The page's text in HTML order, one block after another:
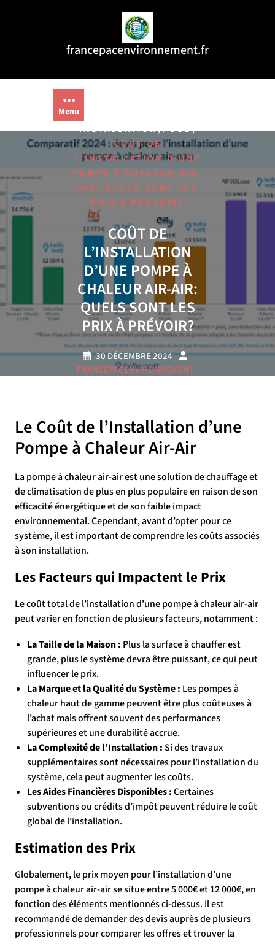
francepacenvironnement.fr
Menu
INSTALLATION,POSE/
COÛT DE
L’INSTALLATION D’UNE
POMPE À CHALEUR AIR-
AIR: QUELS SONT LES
PRIX À PRÉVOIR?
COÛT DE
L’INSTALLATION
D’UNE POMPE À
CHALEUR AIR-AIR:
QUELS SONT LES
PRIX À PRÉVOIR?
30 DÉCEMBRE 2024
FRANCEPACENVIRONNEMENT
Le Coût de l’Installation d’une
Pompe à Chaleur Air-Air
La pompe à chaleur air-air est une solution de chauffage et
de climatisation de plus en plus populaire en raison de son
efficacité énergétique et de son faible impact
environnemental. Cependant, avant d’opter pour ce
système, il est important de comprendre les coûts associés
à son installation.
Les Facteurs qui Impactent le Prix
Le coût total de l’installation d’une pompe à chaleur air-air
peut varier en fonction de plusieurs facteurs, notamment :
La Taille de la Maison : Plus la surface à chauffer est
grande, plus le système devra être puissant, ce qui peut
influencer le prix.
La Marque et la Qualité du Système : Les pompes à
chaleur haut de gamme peuvent être plus coûteuses à
l’achat mais offrent souvent des performances
supérieures et une durabilité accrue.
La Complexité de l’Installation :Si des travaux
supplémentaires sont nécessaires pour l’installation du
système, cela peut augmenter les coûts.
Les Aides Financières Disponibles :Certaines
subventions ou crédits d’impôt peuvent réduire le coût
global de l’installation.
Estimation des Prix
Globalement, le prix moyen pour l’installation d’une
pompe à chaleur air-air se situe entre 5 000€ et 12 000€, en
fonction des éléments mentionnés ci-dessus. Il est
recommandé de demander des devis auprès de plusieurs
professionnels pour comparer les offres et trouver la